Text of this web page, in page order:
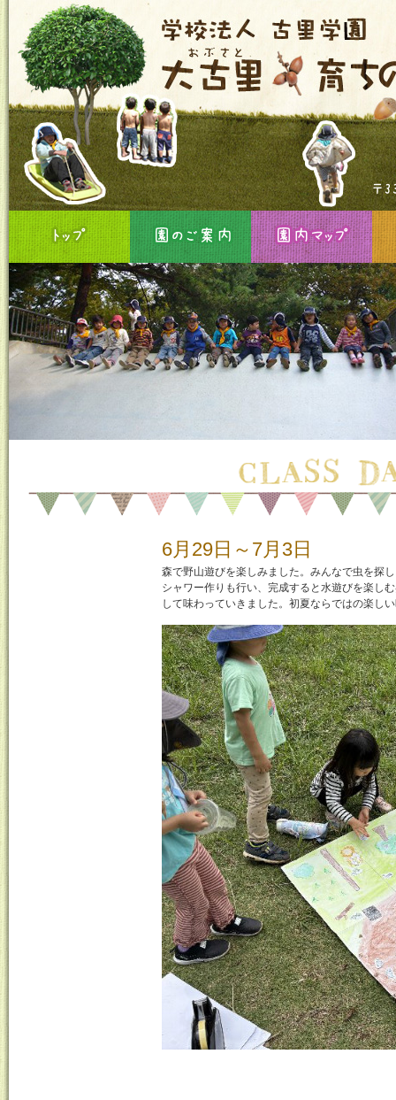
6月29日～7月3日
森で野山遊びを楽しみました。みんなで虫を探
シャワー作りも行い、完成すると水遊びを楽し
して味わっていきました。初夏ならではの楽し